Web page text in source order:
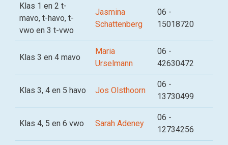
Klas 1 en 2 t-
mavo, t-havo, t-
vwo en 3 t-vwo
Jasmina
Schattenberg
06 -
15018720
Klas 3 en 4 mavo
Maria
Urselmann
06 -
42630472
Klas 3, 4 en 5 havo Jos Olsthoorn
06 -
13730499
Klas 4, 5 en 6 vwo Sarah Adeney
06 -
12734256